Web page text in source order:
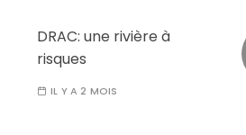
DRAC: une rivière à
risques
IL Y A 2 MOIS